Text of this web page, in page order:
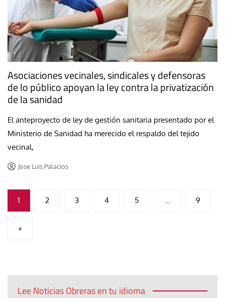
Asociaciones vecinales, sindicales y defensoras
de lo público apoyan la ley contra la privatización
de la sanidad
El anteproyecto de ley de gestión sanitaria presentado por el
Ministerio de Sanidad ha merecido el respaldo del tejido
vecinal,
Jose Luis Palacios
Paginación
de
entradas
1 2 3 4 5 … 9
+
Lee Noticias Obreras en tu idioma